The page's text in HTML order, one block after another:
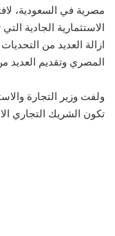
مصرية في السعودية،
الاستثمارية الجادية
ازالة العديد من
المصري وتقديم العديد
ولفت وزير التجارة
تكون الشريك التجاري